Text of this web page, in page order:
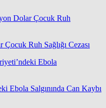
Ruh Sağlığı Cezası
Ebola Salgınında Can Kaybı